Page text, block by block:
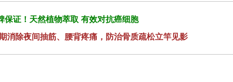
保证！天然植物萃取 有效对抗癌细胞
消除夜间抽筋、腰背疼痛，防治骨质疏松立竿见影